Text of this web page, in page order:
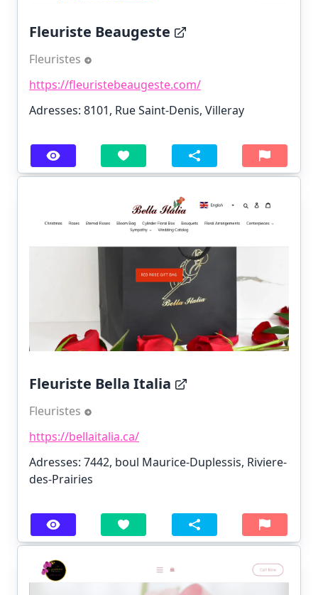
Fleuriste Beaugeste
Fleuristes
https://fleuristebeaugeste.com/
Adresses: 8101, Rue Saint-Denis, Villeray
Fleuriste Bella Italia
Fleuristes
https://bellaitalia.ca/
Adresses: 7442, boul Maurice-Duplessis, Riviere-
des-Prairies